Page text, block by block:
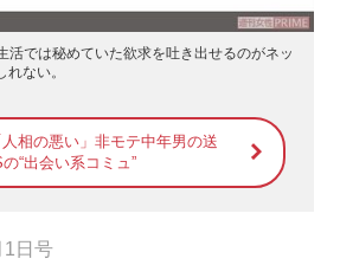
活では秘めていた欲求を吐き出せるのがネッ
れない。
人相の悪い」非モテ中年男の送
“出会い系コミュ”
1日号